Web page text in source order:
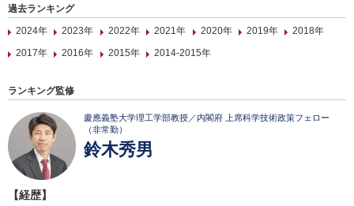
過去ランキング
2024年
2023年 2022年 2021年 2020年 2019年
2018年
2017年
2016年 2015年 2014-2015年
ランキング監修
慶應義塾大学理工学部教授／内閣府 上席科学技術政策フェロー
（非常勤）
鈴木秀男
【経歴】